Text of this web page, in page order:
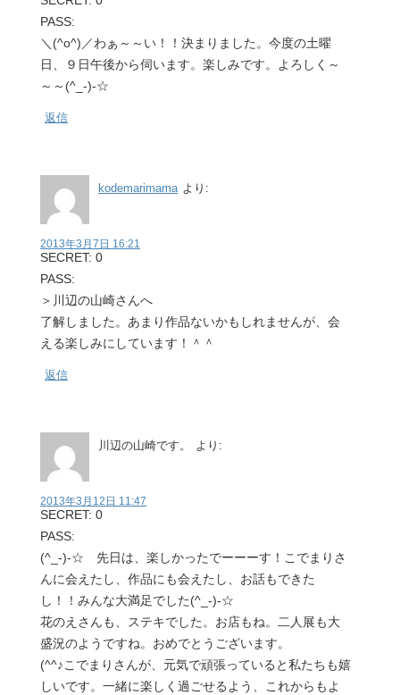
PASS:
＼(^o^)／わぁ～～い！！決まりました。今度の土曜
日、９日午後から伺います。楽しみです。よろしく～
～～(^_-)-☆
返信
kodemarimama より:
2013年3月7日 16:21
SECRET: 0
PASS:
＞川辺の山崎さんへ
了解しました。あまり作品ないかもしれませんが、会
える楽しみにしています！＾＾
返信
川辺の山崎です。 より:
2013年3月12日 11:47
SECRET: 0
PASS:
(^_-)-☆ 先日は、楽しかったでーーーす！こでまりさ
んに会えたし、作品にも会えたし、お話もできた
し！！みんな大満足でした(^_-)-☆
花のえさんも、ステキでした。お店もね。二人展も大
盛況のようですね。おめでとうございます。
(^^♪こでまりさんが、元気で頑張っていると私たちも嬉
しいです。一緒に楽しく過ごせるよう、これからもよ